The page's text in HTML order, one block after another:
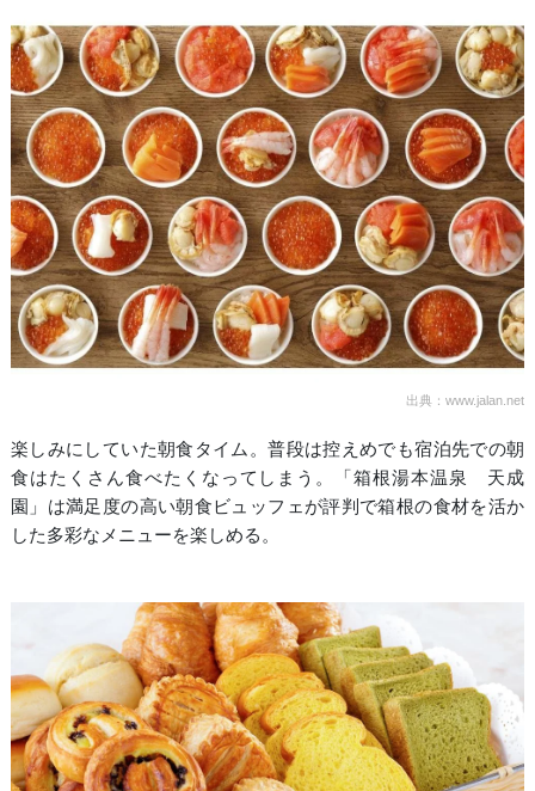
出典：www.jalan.net
楽しみにしていた朝食タイム。普段は控えめでも宿泊先での朝
食はたくさん食べたくなってしまう。「箱根湯本温泉 天成
園」は満足度の高い朝食ビュッフェが評判で箱根の食材を活か
した多彩なメニューを楽しめる。